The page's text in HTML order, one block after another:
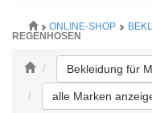
ONLINE-SHOP
REGENHOSEN
Bekleidung für
alle Marken